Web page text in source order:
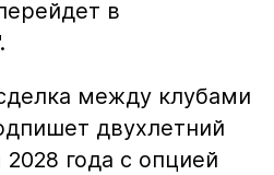
в
между клубами
двухлетний
года с опцией